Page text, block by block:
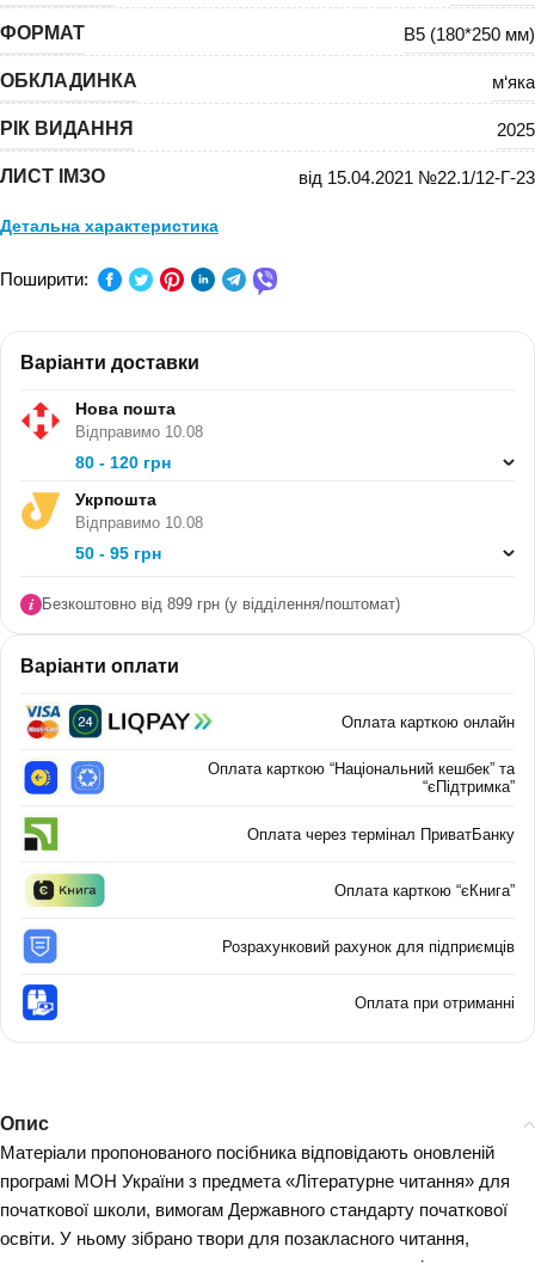
ФОРМАТ В5 (180*250 мм)
ОБКЛАДИНКА м‘яка
РІК ВИДАННЯ 2025
ЛИСТ ІМЗО від 15.04.2021 №22.1/12-Г-23
Детальна характеристика
ПРЕДМЕТ:
СЕРІЯ:
В ПАЧЦІ (ШТ):
Поширити:
Варіанти доставки
Нова пошта
Відправимо 10.08
80 - 120 грн
Укрпошта
Відправимо 10.08
50 - 95 грн
Безкоштовно від 899 грн (у відділення/поштомат)
Варіанти оплати
Оплата карткою онлайн
Оплата карткою “Національний кешбек” та
“єПідтримка”
Оплата через термінал ПриватБанку
Оплата карткою “єКнига”
Розрахунковий рахунок для підприємців
Оплата при отриманні
Опис
Матеріали пропонованого посібника відповідають оновленій
програмі МОН України з предмета «Літературне читання» для
початкової школи, вимогам Державного стандарту початкової
освіти. У ньому зібрано твори для позакласного читання,